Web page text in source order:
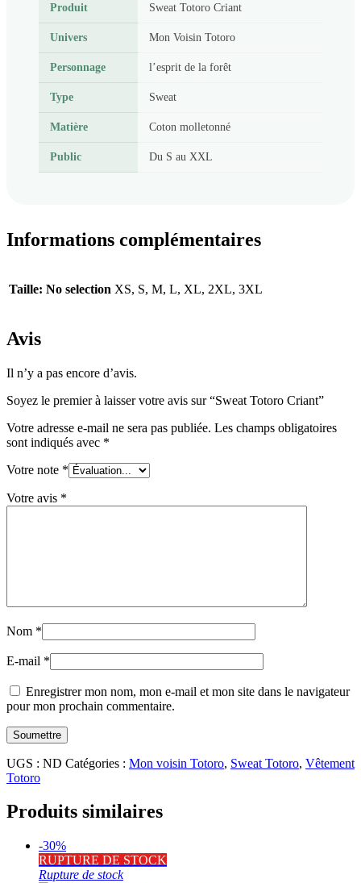
Produit Sweat Totoro Criant
Univers Mon Voisin Totoro
Personnage l’esprit de la forêt
Type Sweat
Matière Coton molletonné
Public Du S au XXL
Informations complémentaires
Taille: No selection XS, S, M, L, XL, 2XL, 3XL
Avis
Il n’y a pas encore d’avis.
Soyez le premier à laisser votre avis sur “Sweat Totoro Criant”
Votre adresse e-mail ne sera pas publiée. Les champs obligatoires
sont indiqués avec *
Votre note *
Votre avis *
Nom *
E-mail *
Enregistrer mon nom, mon e-mail et mon site dans le navigateur
pour mon prochain commentaire.
UGS : ND Catégories : Mon voisin Totoro, Sweat Totoro, Vêtement
Totoro
Produits similaires
-30%
RUPTURE DE STOCK
Rupture de stock